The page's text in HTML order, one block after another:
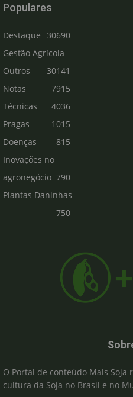
Populares
Destaque
30690
Gestão Agrícola
30141
Outros
7915
Notas
Técnicas
4036
Pragas
1015
Doenças
815
Inovações no
agronegócio 790
Plantas Daninhas
750
O Portal de conteúdo Mais
cultura da Soja no Brasil e no